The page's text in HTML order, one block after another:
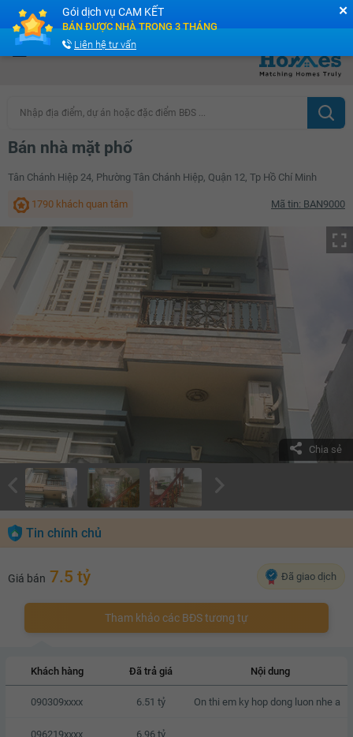
Cộng đồng Môi giới bPRO
Nhập địa điểm, dự án hoặc đặc điểm BĐS ...
Bán nhà mặt phố
Tân Chánh Hiệp 24, Phường Tân Chánh Hiệp, Quận 12, Tp Hồ Chí Minh
1790 khách quan tâm Mã tin: BAN9000
Chia sẻ
Tin chính chủ
Giá bán 7.5 tỷ Đã giao dịch
Tham khảo các BĐS tương tự
Khách hàng Đã trả giá Nội dung
090309xxxx 6.51 tỷ On thi em ky hop dong luon nhe a
096219xxxx 6.96 tỷ
✕
Gói dịch vụ CAM KẾT
BÁN ĐƯỢC NHÀ TRONG 3 THÁNG
Liên hệ tư vấn